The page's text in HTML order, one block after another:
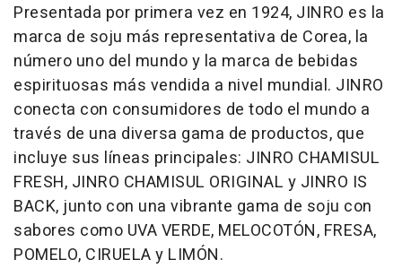
Presentada por primera vez en 1924, JINRO es la
marca de soju más representativa de Corea, la
número uno del mundo y la marca de bebidas
espirituosas más vendida a nivel mundial. JINRO
conecta con consumidores de todo el mundo a
través de una diversa gama de productos, que
incluye sus líneas principales: JINRO CHAMISUL
FRESH, JINRO CHAMISUL ORIGINAL y JINRO IS
BACK, junto con una vibrante gama de soju con
sabores como UVA VERDE, MELOCOTÓN, FRESA,
POMELO, CIRUELA y LIMÓN.